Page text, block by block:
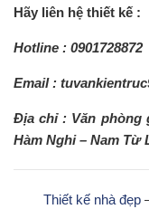
Hãy liên hệ thiết kế :
Hotline : 0901728872
Email :
Địa chỉ : Văn phòng
Hàm Nghi – Nam Từ
Thiết kế nhà đẹp